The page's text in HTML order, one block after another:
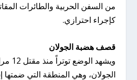
من السفن الحربية والطائرات
كإجراء احترازي.
قصف هضبة الجولان
الجولان، وهي المنطقة التي